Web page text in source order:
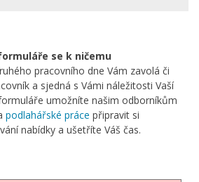
se k ničemu
pracovního dne Vám zavolá či
a sjedná s Vámi náležitosti Vaší
umožníte našim odborníkům
podlahářské práce připravit si
nabídky a ušetříte Váš čas.